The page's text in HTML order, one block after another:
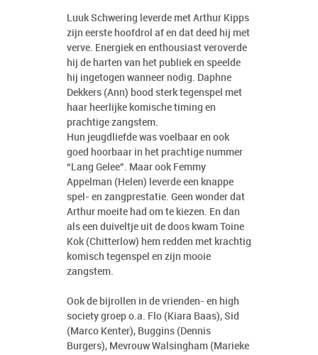
Luuk Schwering leverde met Arthur Kipps
zijn eerste hoofdrol af en dat deed hij met
verve. Energiek en enthousiast veroverde
hij de harten van het publiek en speelde
hij ingetogen wanneer nodig. Daphne
Dekkers (Ann) bood sterk tegenspel met
haar heerlijke komische timing en
prachtige zangstem.
Hun jeugdliefde was voelbaar en ook
goed hoorbaar in het prachtige nummer
“Lang Gelee”. Maar ook Femmy
Appelman (Helen) leverde een knappe
spel- en zangprestatie. Geen wonder dat
Arthur moeite had om te kiezen. En dan
als een duiveltje uit de doos kwam Toine
Kok (Chitterlow) hem redden met krachtig
komisch tegenspel en zijn mooie
zangstem.
Ook de bijrollen in de vrienden- en high
society groep o.a. Flo (Kiara Baas), Sid
(Marco Kenter), Buggins (Dennis
Burgers), Mevrouw Walsingham (Marieke